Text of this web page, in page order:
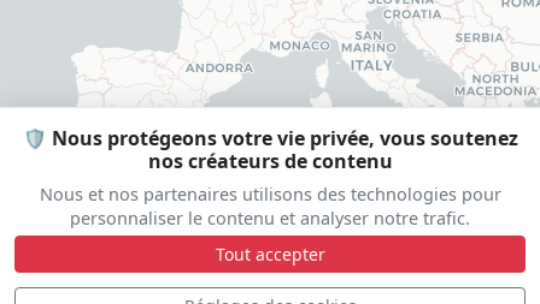
🛡️ Nous protégeons votre vie privée, vous soutenez
nos créateurs de contenu
Nous et nos partenaires utilisons des technologies pour
personnaliser le contenu et analyser notre trafic.
Tout accepter